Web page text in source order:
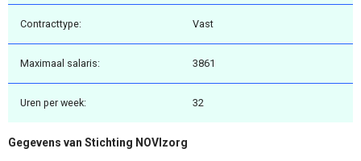
Contracttype: Vast
Maximaal salaris: 3861
Uren per week: 32
Gegevens van Stichting NOVIzorg